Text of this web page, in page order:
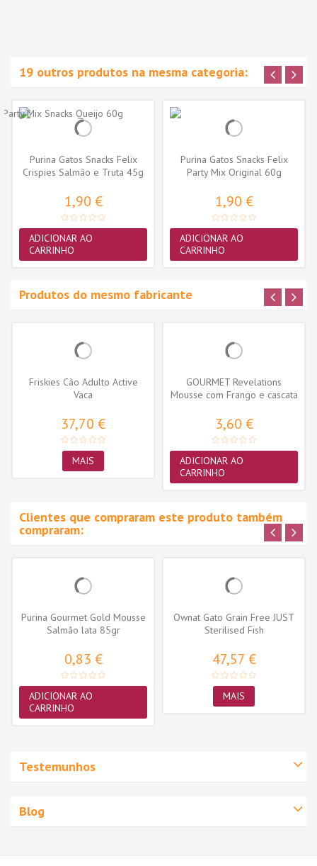
19 outros produtos na mesma categoria:
Purina Gatos Snacks Felix
Crispies Salmão e Truta 45g
1,90 €
ADICIONAR AO
CARRINHO
Purina Gatos Snacks Felix
Party Mix Original 60g
1,90 €
ADICIONAR AO
CARRINHO
Produtos do mesmo fabricante
Friskies Cão Adulto Active
Vaca
37,70 €
MAIS
GOURMET Revelations
Mousse com Frango e cascata
3,60 €
ADICIONAR AO
CARRINHO
Clientes que compraram este produto também
compraram:
Purina Gourmet Gold Mousse
Salmão lata 85gr
0,83 €
ADICIONAR AO
CARRINHO
Ownat Gato Grain Free JUST
Sterilised Fish
47,57 €
MAIS
Testemunhos
Blog